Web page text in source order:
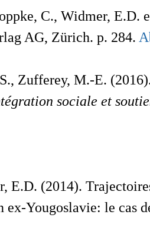
C., Widmer, E.D.
AG, Zürich. p. 284.
Zufferey, M.-E.
sociale et
E.D. (2014).
ex-Yougoslavie: le cas